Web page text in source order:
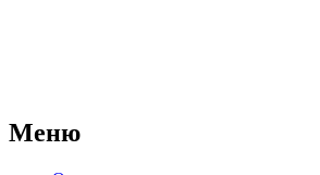
Меню